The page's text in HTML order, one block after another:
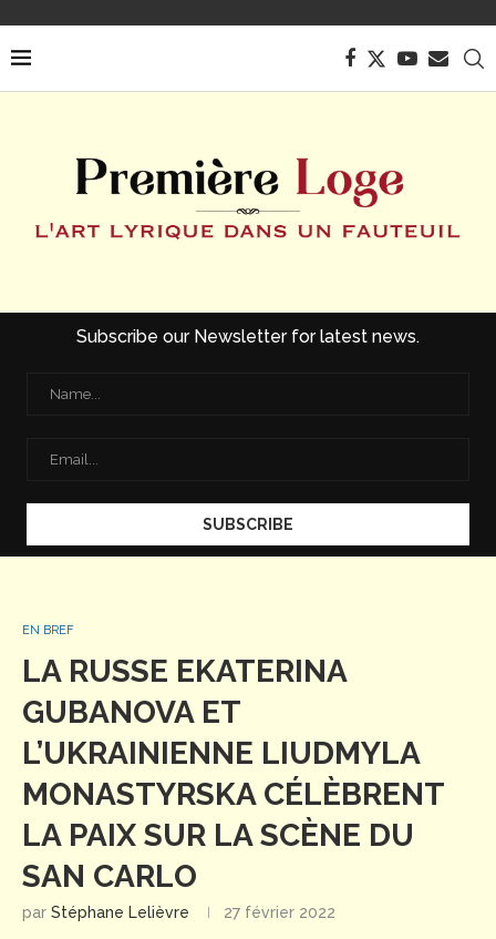
Subscribe our Newsletter for latest news.
EN BREF
LA RUSSE EKATERINA
GUBANOVA ET
L’UKRAINIENNE LIUDMYLA
MONASTYRSKA CÉLÈBRENT
LA PAIX SUR LA SCÈNE DU
SAN CARLO
par Stéphane Lelièvre 27 février 2022